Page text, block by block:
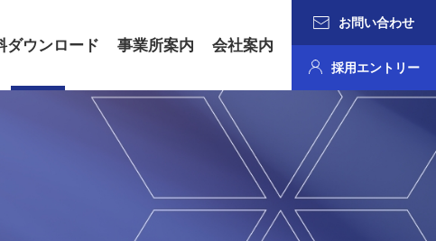
ダウンロード 事業所案内 会社案内
お問い合わせ
採用エントリー